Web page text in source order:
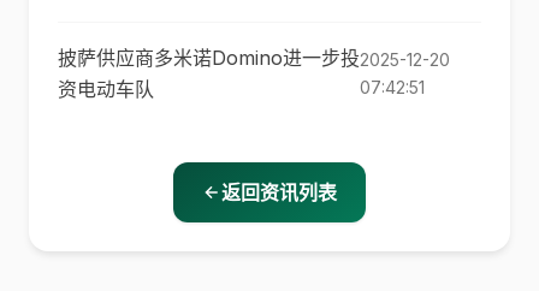
披萨供应商多米诺Domino进一步投
资电动车队
2025-12-20
07:42:51
返回资讯列表